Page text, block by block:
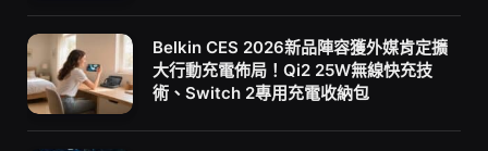
Belkin CES 2026新品陣容獲外媒肯定擴
大行動充電佈局！Qi2 25W無線快充技
術、Switch 2專用充電收納包